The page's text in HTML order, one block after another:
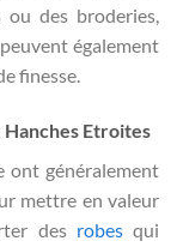
des broderies,
également
finesse.
Hanches Etroites
ont généralement
mettre en valeur
des robesqui